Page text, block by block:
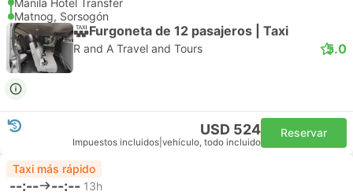
Manila Hotel Transfer
Matnog, Sorsogón
Furgoneta de 12 pasajeros | Taxi
R and A Travel and Tours 5.0
USD 524
Impuestos incluidos vehículo, todo incluido
Reservar
Taxi más rápido
--:-- --:-- 13h